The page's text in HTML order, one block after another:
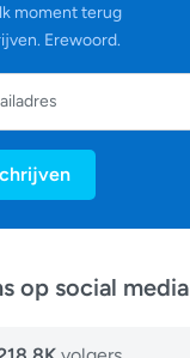
moment terug
Erewoord.
op social media